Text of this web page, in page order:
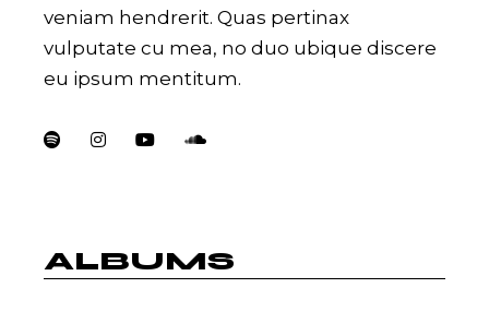
veniam hendrerit. Quas pertinax
vulputate cu mea, no duo ubique discere
eu ipsum mentitum.
ALBUMS